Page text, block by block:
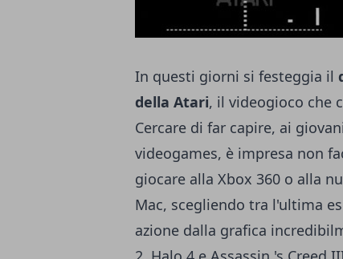
In questi giorni si festeggia il
della Atari, il videogioco che
Cercare di far capire, ai
videogames, è impresa non
giocare alla Xbox 360 o alla
Mac, scegliendo tra l'ultima
azione dalla grafica